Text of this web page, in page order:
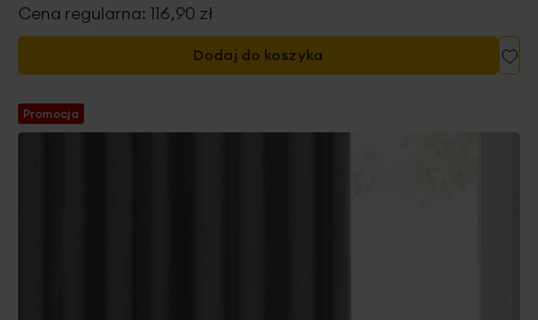
Cena regularna: 116,90 zł
Dodaj do koszyka
Promocja